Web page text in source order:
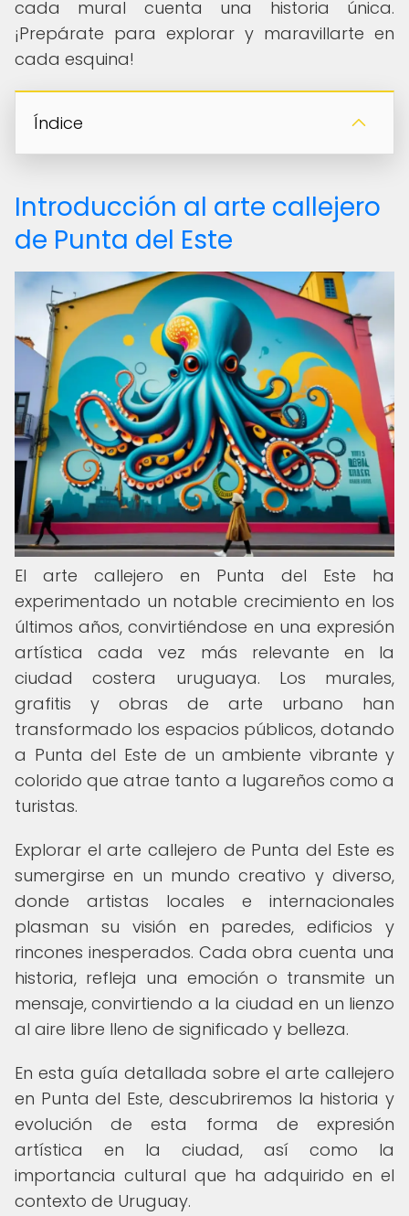
cada mural cuenta una historia única.
¡Prepárate para explorar y maravillarte en
cada esquina!
Índice
Introducción al arte callejero
de Punta del Este
El arte callejero en Punta del Este ha
experimentado un notable crecimiento en los
últimos años, convirtiéndose en una expresión
artística cada vez más relevante en la
ciudad costera uruguaya. Los murales,
grafitis y obras de arte urbano han
transformado los espacios públicos, dotando
a Punta del Este de un ambiente vibrante y
colorido que atrae tanto a lugareños como a
turistas.
Explorar el arte callejero de Punta del Este es
sumergirse en un mundo creativo y diverso,
donde artistas locales e internacionales
plasman su visión en paredes, edificios y
rincones inesperados. Cada obra cuenta una
historia, refleja una emoción o transmite un
mensaje, convirtiendo a la ciudad en un lienzo
al aire libre lleno de significado y belleza.
En esta guía detallada sobre el arte callejero
en Punta del Este, descubriremos la historia y
evolución de esta forma de expresión
artística en la ciudad, así como la
importancia cultural que ha adquirido en el
contexto de Uruguay.